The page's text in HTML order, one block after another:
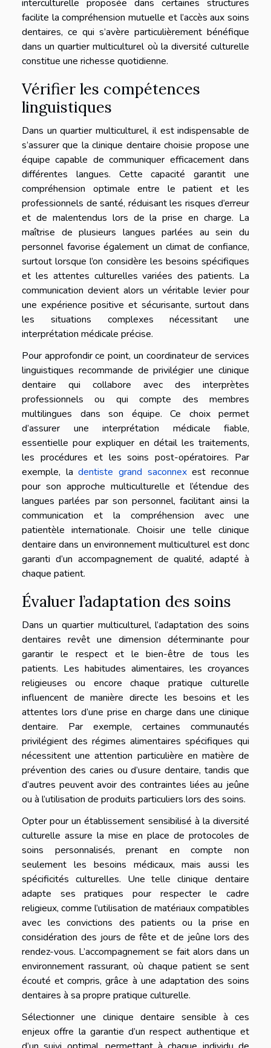
interculturelle proposée dans certaines structures
facilite la compréhension mutuelle et l’accès aux soins
dentaires, ce qui s’avère particulièrement bénéfique
dans un quartier multiculturel où la diversité culturelle
constitue une richesse quotidienne.
Vérifier les compétences
linguistiques
Dans un quartier multiculturel, il est indispensable de
s’assurer que la clinique dentaire choisie propose une
équipe capable de communiquer efficacement dans
différentes langues. Cette capacité garantit une
compréhension optimale entre le patient et les
professionnels de santé, réduisant les risques d’erreur
et de malentendus lors de la prise en charge. La
maîtrise de plusieurs langues parlées au sein du
personnel favorise également un climat de confiance,
surtout lorsque l’on considère les besoins spécifiques
et les attentes culturelles variées des patients. La
communication devient alors un véritable levier pour
une expérience positive et sécurisante, surtout dans
les situations complexes nécessitant une
interprétation médicale précise.
Pour approfondir ce point, un coordinateur de services
linguistiques recommande de privilégier une clinique
dentaire qui collabore avec des interprètes
professionnels ou qui compte des membres
multilingues dans son équipe. Ce choix permet
d’assurer une interprétation médicale fiable,
essentielle pour expliquer en détail les traitements,
les procédures et les soins post-opératoires. Par
exemple, ladentiste grand saconnexest reconnue
pour son approche multiculturelle et l’étendue des
langues parlées par son personnel, facilitant ainsi la
communication et la compréhension avec une
patientèle internationale. Choisir une telle clinique
dentaire dans un environnement multiculturel est donc
garanti d’un accompagnement de qualité, adapté à
chaque patient.
Évaluer l’adaptation des soins
Dans un quartier multiculturel, l’adaptation des soins
dentaires revêt une dimension déterminante pour
garantir le respect et le bien-être de tous les
patients. Les habitudes alimentaires, les croyances
religieuses ou encore chaque pratique culturelle
influencent de manière directe les besoins et les
attentes lors d’une prise en charge dans une clinique
dentaire. Par exemple, certaines communautés
privilégient des régimes alimentaires spécifiques qui
nécessitent une attention particulière en matière de
prévention des caries ou d’usure dentaire, tandis que
d’autres peuvent avoir des contraintes liées au jeûne
ou à l’utilisation de produits particuliers lors des soins.
Opter pour un établissement sensibilisé à la diversité
culturelle assure la mise en place de protocoles de
soins personnalisés, prenant en compte non
seulement les besoins médicaux, mais aussi les
spécificités culturelles. Une telle clinique dentaire
adapte ses pratiques pour respecter le cadre
religieux, comme l’utilisation de matériaux compatibles
avec les convictions des patients ou la prise en
considération des jours de fête et de jeûne lors des
rendez-vous. L’accompagnement se fait alors dans un
environnement rassurant, où chaque patient se sent
écouté et compris, grâce à une adaptation des soins
dentaires à sa propre pratique culturelle.
Sélectionner une clinique dentaire sensible à ces
enjeux offre la garantie d’un respect authentique et